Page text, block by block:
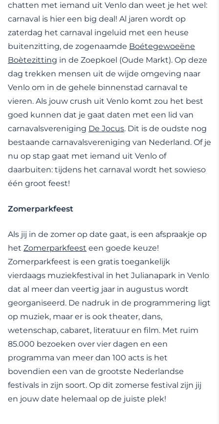
chatten met iemand uit Venlo dan weet je het wel:
carnaval is hier een big deal! Al jaren wordt op
zaterdag het carnaval ingeluid met een heuse
buitenzitting, de zogenaamde Boétegewoeëne
Boètezitting in de Zoepkoel (Oude Markt). Op deze
dag trekken mensen uit de wijde omgeving naar
Venlo om in de gehele binnenstad carnaval te
vieren. Als jouw crush uit Venlo komt zou het best
goed kunnen dat je gaat daten met een lid van
carnavalsvereniging De Jocus. Dit is de oudste nog
bestaande carnavalsvereniging van Nederland. Of je
nu op stap gaat met iemand uit Venlo of
daarbuiten: tijdens het carnaval wordt het sowieso
één groot feest!
Zomerparkfeest
Als jij in de zomer op date gaat, is een afspraakje op
het Zomerparkfeest een goede keuze!
Zomerparkfeest is een gratis toegankelijk
vierdaags muziekfestival in het Julianapark in Venlo
dat al meer dan veertig jaar in augustus wordt
georganiseerd. De nadruk in de programmering ligt
op muziek, maar er is ook theater, dans,
wetenschap, cabaret, literatuur en film. Met ruim
85.000 bezoeken over vier dagen en een
programma van meer dan 100 acts is het
bovendien een van de grootste Nederlandse
festivals in zijn soort. Op dit zomerse festival zijn jij
en jouw date helemaal op de juiste plek!